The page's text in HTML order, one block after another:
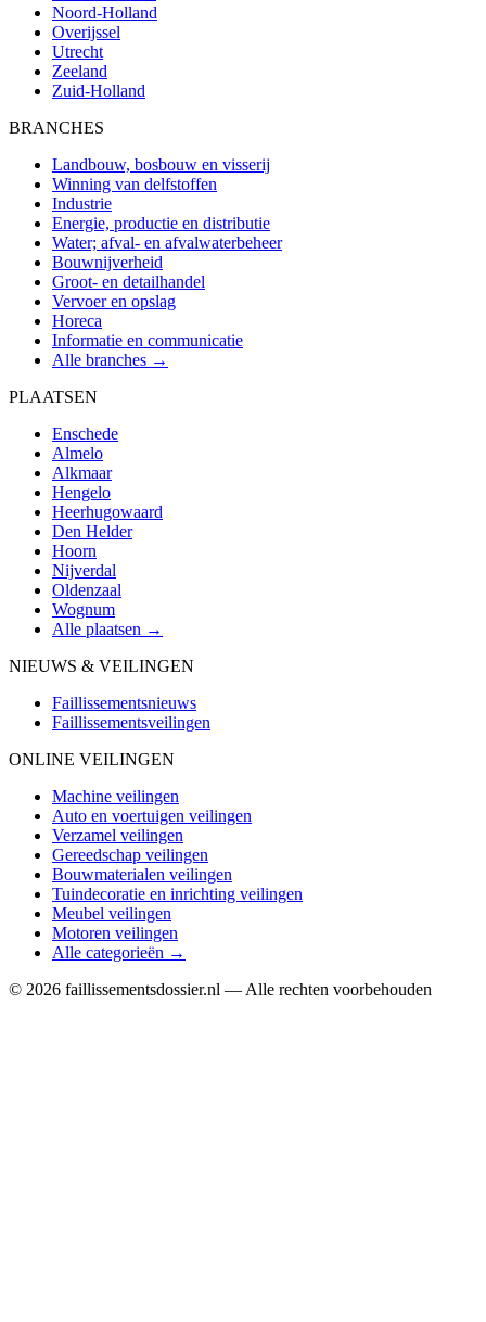
Noord-Holland
Overijssel
Utrecht
Zeeland
Zuid-Holland
BRANCHES
Landbouw, bosbouw en visserij
Winning van delfstoffen
Industrie
Energie, productie en distributie
Water; afval- en afvalwaterbeheer
Bouwnijverheid
Groot- en detailhandel
Vervoer en opslag
Horeca
Informatie en communicatie
Alle branches →
PLAATSEN
Enschede
Almelo
Alkmaar
Hengelo
Heerhugowaard
Den Helder
Hoorn
Nijverdal
Oldenzaal
Wognum
Alle plaatsen →
NIEUWS & VEILINGEN
Faillissementsnieuws
Faillissementsveilingen
ONLINE VEILINGEN
Machine veilingen
Auto en voertuigen veilingen
Verzamel veilingen
Gereedschap veilingen
Bouwmaterialen veilingen
Tuindecoratie en inrichting veilingen
Meubel veilingen
Motoren veilingen
Alle categorieën →
© 2026 faillissementsdossier.nl — Alle rechten voorbehouden